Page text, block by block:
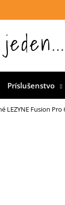
Príslušenstvo
LEZYNE Fusion Pro